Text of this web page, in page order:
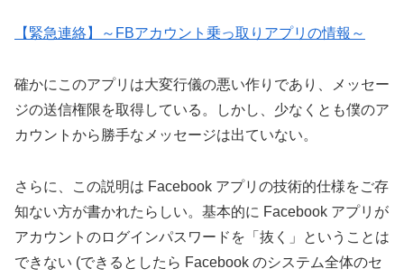
【緊急連絡】～FBアカウント乗っ取りアプリの情報～
確かにこのアプリは大変行儀の悪い作りであり、メッセー
ジの送信権限を取得している。しかし、少なくとも僕のア
カウントから勝手なメッセージは出ていない。
さらに、この説明は Facebook アプリの技術的仕様をご存
知ない方が書かれたらしい。基本的に Facebook アプリが
アカウントのログインパスワードを「抜く」ということは
できない (できるとしたら Facebook のシステム全体のセ